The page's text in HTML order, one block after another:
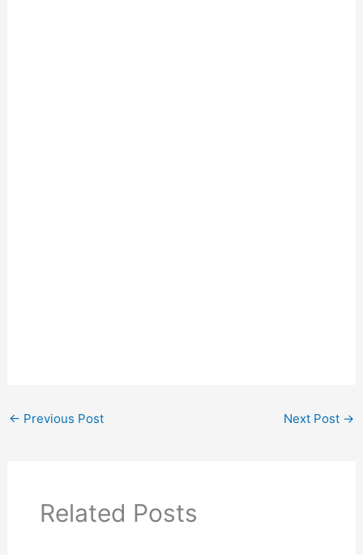
← Previous Post Next Post →
Related Posts